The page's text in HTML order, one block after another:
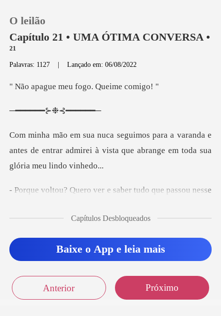
Histórico
Baixar App
O leilão
Capítulo 21 • UMA ÓTIMA CONVERSA •
²¹
Palavras: 1127 |Lançado em: 06/08/2022
meu fogo. Que
━━⊱❉⊰
anda e
antes de entrar admirei à vista que ab
e passou nesse
a vez a
Capítulos Desbloqueados
Baixe o App e leia mais
Anterior Próximo